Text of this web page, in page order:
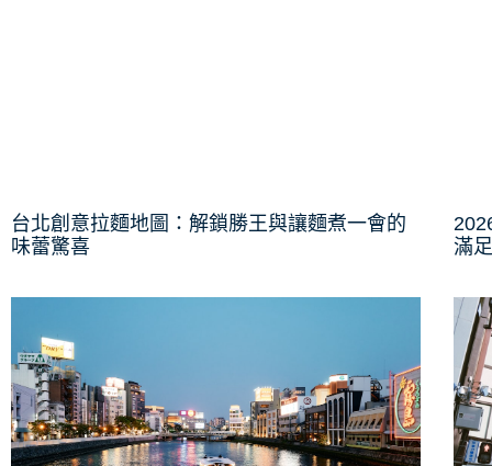
台北創意拉麵地圖：解鎖勝王與讓麵煮一會的
味蕾驚喜
滿